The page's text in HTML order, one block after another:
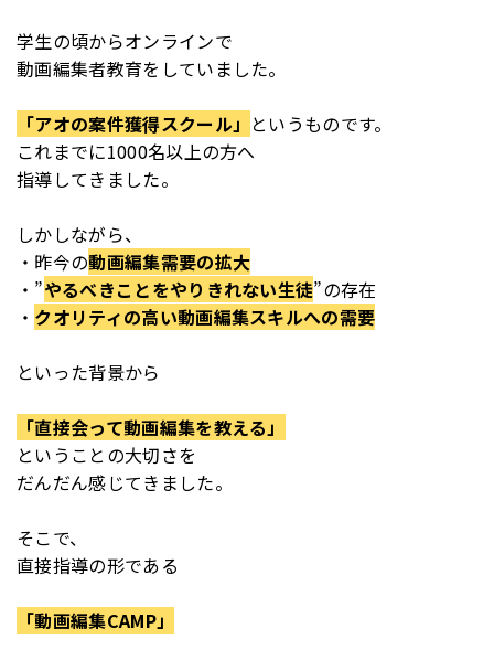
学生の頃からオンラインで
動画編集者教育をしていました。
「アオの案件獲得スクール」 というものです。
これまでに1000名以上の方へ
指導してきました。
しかしながら、
・昨今の動画編集需要の拡大
・”やるべきことをやりきれない生徒”の存在
・ クオリティの高い動画編集スキルへの需要
といった背景から
「直接会って動画編集を教える」
ということの大切さを
だんだん感じてきました。
そこで、
直接指導の形である
「動画編集CAMP」